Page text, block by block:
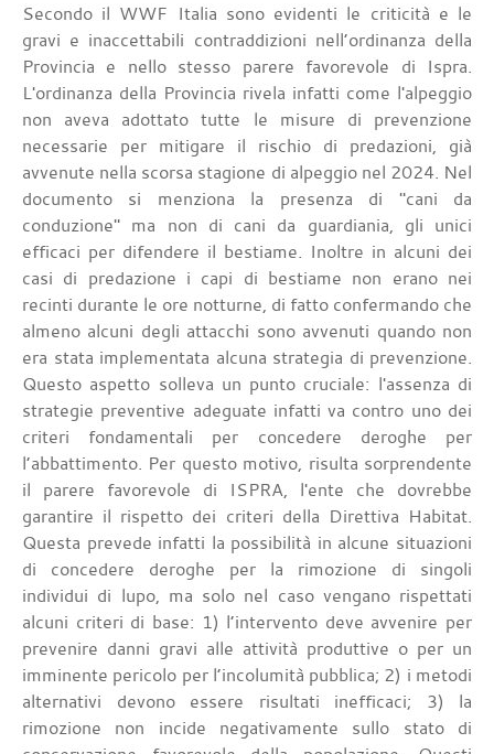
Secondo il WWF Italia sono evidenti le criticità e le
gravi e inaccettabili contraddizioni nell’ordinanza della
Provincia e nello stesso parere favorevole di Ispra.
L'ordinanza della Provincia rivela infatti come l'alpeggio
non aveva adottato tutte le misure di prevenzione
necessarie per mitigare il rischio di predazioni, già
avvenute nella scorsa stagione di alpeggio nel 2024. Nel
documento si menziona la presenza di "cani da
conduzione" ma non di cani da guardiania, gli unici
efficaci per difendere il bestiame. Inoltre in alcuni dei
casi di predazione i capi di bestiame non erano nei
recinti durante le ore notturne, di fatto confermando che
almeno alcuni degli attacchi sono avvenuti quando non
era stata implementata alcuna strategia di prevenzione.
Questo aspetto solleva un punto cruciale: l'assenza di
strategie preventive adeguate infatti va contro uno dei
criteri fondamentali per concedere deroghe per
l’abbattimento. Per questo motivo, risulta sorprendente
il parere favorevole di ISPRA, l'ente che dovrebbe
garantire il rispetto dei criteri della Direttiva Habitat.
Questa prevede infatti la possibilità in alcune situazioni
di concedere deroghe per la rimozione di singoli
individui di lupo, ma solo nel caso vengano rispettati
alcuni criteri di base: 1) l’intervento deve avvenire per
prevenire danni gravi alle attività produttive o per un
imminente pericolo per l’incolumità pubblica; 2) i metodi
alternativi devono essere risultati inefficaci; 3) la
rimozione non incide negativamente sullo stato di